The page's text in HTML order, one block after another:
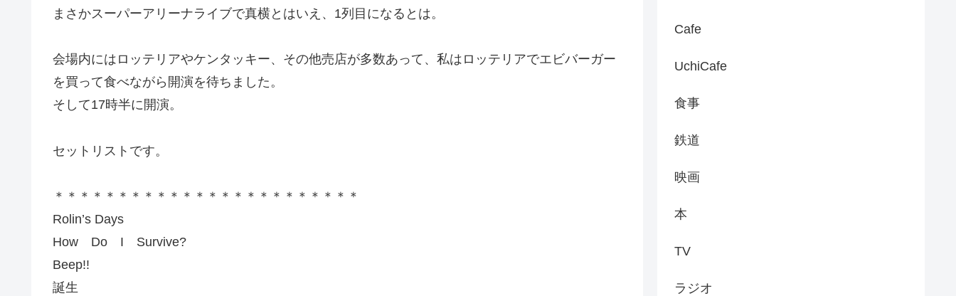
まさかスーパーアリーナライブで真横とはいえ、1列目になるとは。
会場内にはロッテリアやケンタッキー、その他売店が多数あって、私はロッテリアでエビバーガー
を買って食べながら開演を待ちました。
そして17時半に開演。
セットリストです。
＊＊＊＊＊＊＊＊＊＊＊＊＊＊＊＊＊＊＊＊＊＊＊＊
Rolin’s Days
How Do I Survive?
Beep!!
誕生
Cafe
UchiCafe
食事
鉄道
映画
本
TV
ラジオ